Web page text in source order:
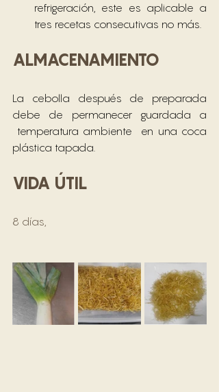
refrigeración, este es aplicable a
tres recetas consecutivas no más.
ALMACENAMIENTO
La cebolla después de preparada
debe de permanecer guardada a
temperatura ambiente  en una coca
plástica tapada.
VIDA ÚTIL
8 días,